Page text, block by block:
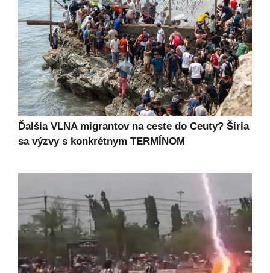
Ďalšia VLNA migrantov na ceste do Ceuty? Šíria
sa výzvy s konkrétnym TERMÍNOM